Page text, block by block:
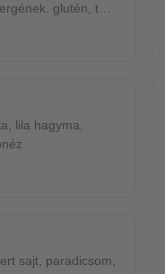
glutén, tej,
lila hagyma,
sajt, paradicsom,